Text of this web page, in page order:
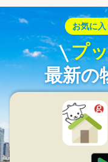
お気に入
プ
最新の